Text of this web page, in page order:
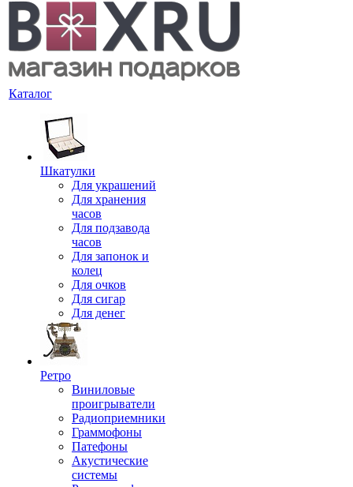
Каталог
Шкатулки
Для украшений
Для хранения
часов
Для подзавода
часов
Для запонок и
колец
Для очков
Для сигар
Для денег
Ретро
Виниловые
проигрыватели
Радиоприемники
Граммофоны
Патефоны
Акустические
системы